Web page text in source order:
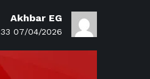
Akhbar EG
07/04/2026 1:33 صباحًا